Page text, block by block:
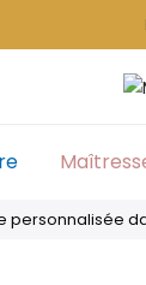
personnalisée